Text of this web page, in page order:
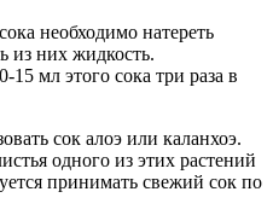
необходимо натереть
из них жидкость.
15 мл этого сока три раза в
сок алоэ или каланхоэ.
одного из этих растений
принимать свежий сок по